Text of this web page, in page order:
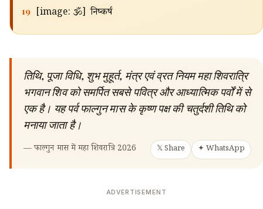
19 [image: 🕉️] निष्कर्ष
तिथि, पूजा विधि, शुभ मुहूर्त, मंत्र एवं व्रत नियम महा शिवरात्रि
भगवान शिव को समर्पित सबसे पवित्र और आध्यात्मिक पर्वों में से
एक है। यह पर्व फाल्गुन मास के कृष्ण पक्ष की चतुर्दशी तिथि को
मनाया जाता है।
—फाल्गुन मास में महा शिवरात्रि 2026 𝕏 Share ✦ WhatsApp
ADVERTISEMENT